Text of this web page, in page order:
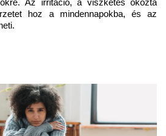
Az irritáció, a viszketés okozta
hoz a mindennapokba, és az